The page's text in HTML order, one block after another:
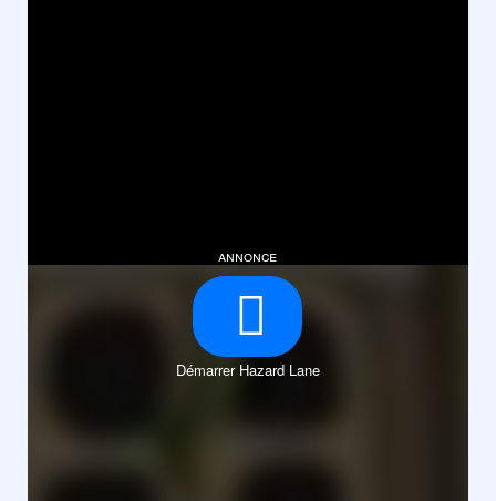
annonce
Démarrer Hazard Lane